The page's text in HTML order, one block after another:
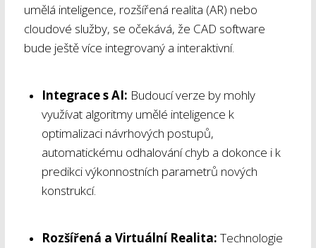
umělá inteligence, rozšířená realita (AR) nebo
cloudové služby, se očekává, že CAD software
bude ještě více integrovaný a interaktivní.
Integrace s AI: Budoucí verze by mohly
využívat algoritmy umělé inteligence k
optimalizaci návrhových postupů,
automatickému odhalování chyb a dokonce i k
predikci výkonnostních parametrů nových
konstrukcí.
Rozšířená a Virtuální Realita: Technologie